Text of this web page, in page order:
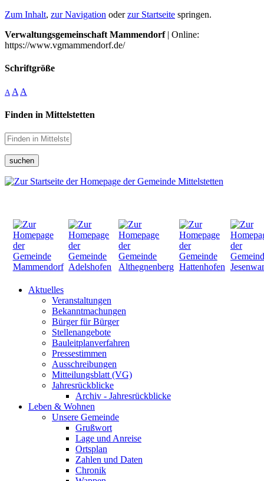
Zum Inhalt, zur Navigation oderzur Startseite springen.
Verwaltungsgemeinschaft Mammendorf| Online:
https://www.vgmammendorf.de/
Schriftgröße
A A A
Finden in Mittelstetten
suchen
Aktuelles
Veranstaltungen
Bekanntmachungen
Bürger für Bürger
Stellenangebote
Bauleitplanverfahren
Pressestimmen
Ausschreibungen
Mitteilungsblatt (VG)
Jahresrückblicke
Archiv - Jahresrückblicke
Leben & Wohnen
Unsere Gemeinde
Grußwort
Lage und Anreise
Ortsplan
Zahlen und Daten
Chronik